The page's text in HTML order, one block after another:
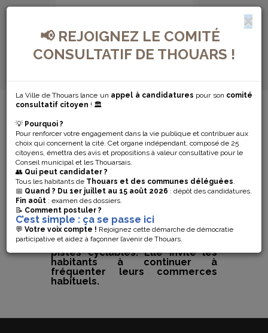
📢 REJOIGNEZ LE COMITÉ
CONSULTATIF DE THOUARS !
La Ville de Thouars lance un appel à candidatures pour son comité
consultatif citoyen ! 🏛️
💡 Pourquoi ?
Pour renforcer votre engagement dans la vie publique et contribuer aux
choix qui concernent la cité. Cet organe indépendant, composé de 25
citoyens, émettra des avis et propositions à valeur consultative pour le
Conseil municipal et les Thouarsais.
👥 Qui peut candidater ?
Tous les habitants de Thouars et des communes déléguées.
📅 Quand ? Du 1er juillet au 15 août 2026 : dépôt des candidatures.
Fin août : examen des dossiers.
📝 Comment postuler ?
C’est simple : ça se passe ici
💬 Votre voix compte ! Rejoignez cette démarche de démocratie
participative et aidez à façonner l’avenir de Thouars.
MENU DE NAVIGATION...
OUVERTURE
DES
COMMERCES
La Ville de Thouars rappelle que
les commerces des rues Victor
Leclerc et Emile Zola restent
ouverts pendant les travaux des
pistes cyclables. Elle invite les
habitants à continuer à
fréquenter leurs commerces
habituels.